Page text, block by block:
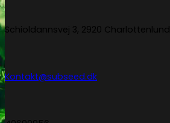
Schioldannsvej 3, 2920 Charlottenlund
Kontakt@subseed.dk